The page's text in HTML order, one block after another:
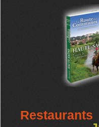
Restaurants